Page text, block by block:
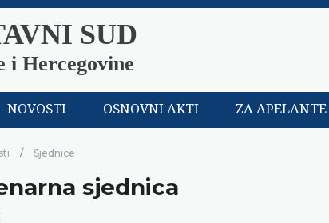
SUD
i Hercegovine
NOVOSTI OSNOVNI AKTI ZA APELANTE
Sjednice
sjednica